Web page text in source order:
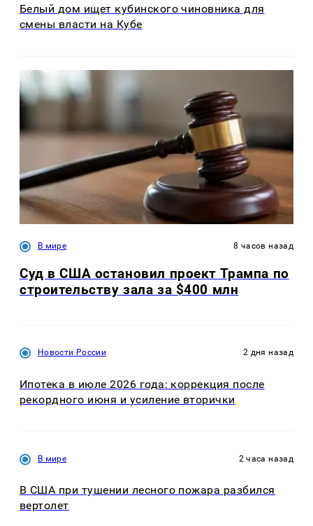
Белый дом ищет кубинского чиновника для
смены власти на Кубе
В мире 8 часов назад
Суд в США остановил проект Трампа по
строительству зала за $400 млн
Новости России 2 дня назад
Ипотека в июле 2026 года: коррекция после
рекордного июня и усиление вторички
В мире 2 часа назад
В США при тушении лесного пожара разбился
вертолет